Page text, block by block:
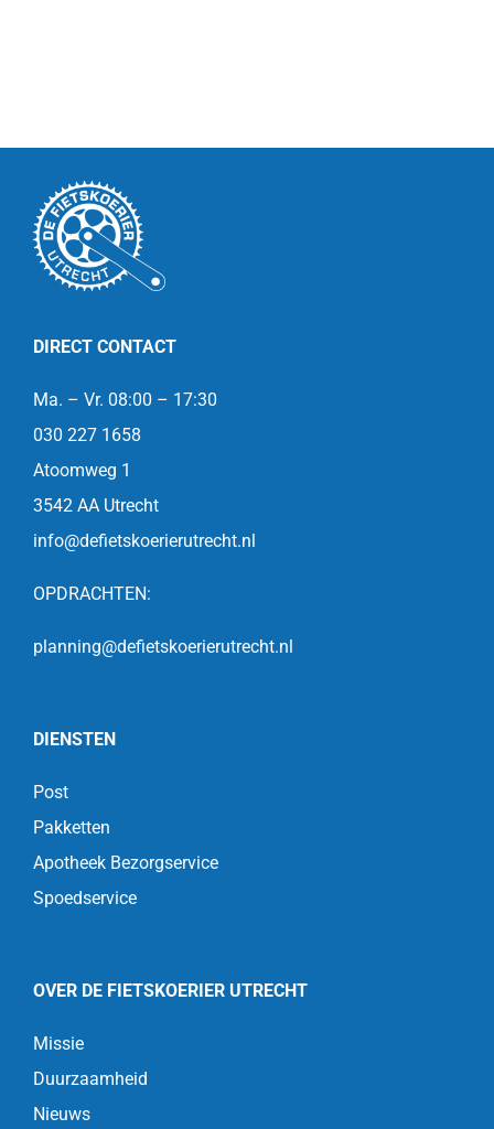
DIRECT CONTACT
Ma. – Vr. 08:00 – 17:30
030 227 1658
Atoomweg 1
3542 AA Utrecht
info@defietskoerierutrecht.nl
OPDRACHTEN:
planning@defietskoerierutrecht.nl
DIENSTEN
Post
Pakketten
Apotheek Bezorgservice
Spoedservice
OVER DE FIETSKOERIER UTRECHT
Missie
Duurzaamheid
Nieuws